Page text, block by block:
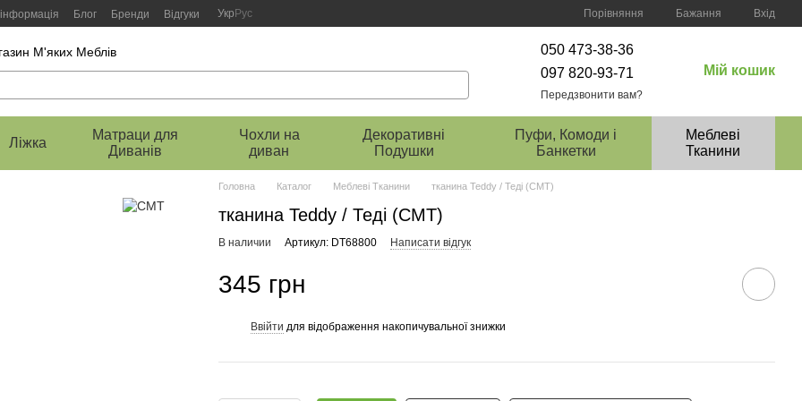
Блог Бренди Відгуки Укр Рус Порівняння Бажання Вхід
М'яких Меблів
050 473-38-36
097 820-93-71
Передзвонити вам?
Мій кошик
Ліжка
Матраци для
Диванів
Чохли на
диван
Декоративні
Подушки
Пуфи, Комоди і
Банкетки
Меблеві
Тканини
Головна Каталог Меблеві Тканини тканина Teddy / Теді (СМТ)
тканина Teddy / Теді (СМТ)
В наличии Артикул: DT68800 Написати відгук
345 грн
Ввійти для відображення накопичувальної знижки